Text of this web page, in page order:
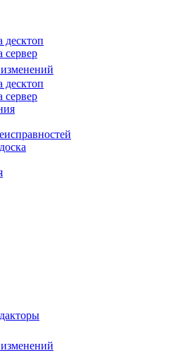
десктоп
сервер
десктоп
сервер